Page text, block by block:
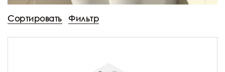
Сортировать Фильтр